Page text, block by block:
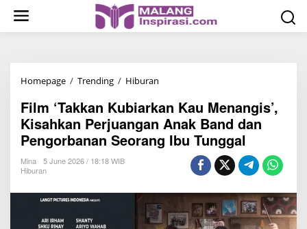
Homepage / Trending / Hiburan
l
m
‘
k
k
a
Film ‘Takkan Kubiarkan Kau Menangis’,
Kisahkan Perjuangan Anak Band dan
Pengorbanan Seorang Ibu Tunggal
Mina
5 June 2026 / 18:18 WIB
Hiburan